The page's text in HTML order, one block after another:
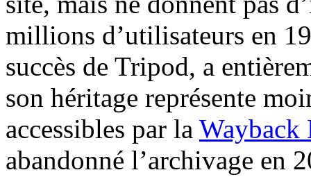
millions d’utilisateurs en
succès de Tripod, a
son héritage représente
accessibles par la Wayback
abandonné l’archivage en